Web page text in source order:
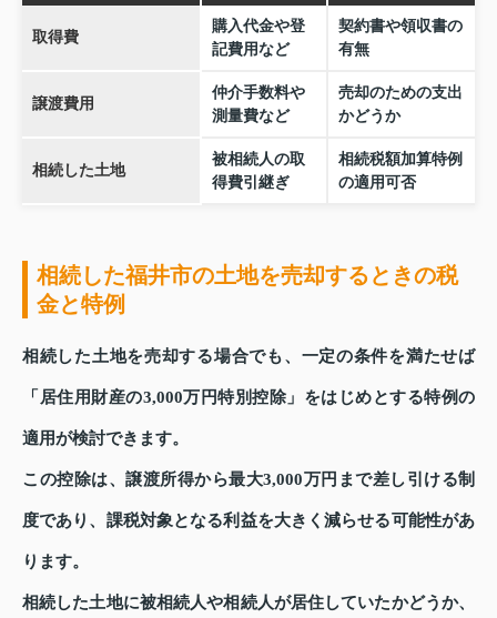
取得費
購入代金や登
記費用など
契約書や領収書の
有無
譲渡費用
仲介手数料や
測量費など
売却のための支出
かどうか
相続した土地
被相続人の取
得費引継ぎ
相続税額加算特例
の適用可否
相続した福井市の土地を売却するときの税
金と特例
相続した土地を売却する場合でも、一定の条件を満たせば
「居住用財産の3,000万円特別控除」をはじめとする特例の
適用が検討できます。
この控除は、譲渡所得から最大3,000万円まで差し引ける制
度であり、課税対象となる利益を大きく減らせる可能性があ
ります。
相続した土地に被相続人や相続人が居住していたかどうか、